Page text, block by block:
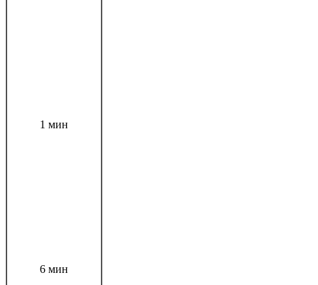
1 мин
6 мин